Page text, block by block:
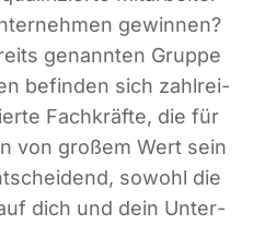
gewin­nen?
genann­ten Grup­pe
befin­den sich zahl­rei­
Fach­kräf­te, die für
von gro­ßem Wert sein
sowohl die
dich und dein Unter­